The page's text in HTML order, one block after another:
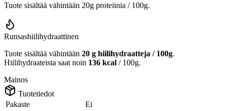
Tuote sisältää vähintään 20g proteiinia / 100g.
Runsashiilihydraattinen
Tuote sisältää vähintään 20 g hiilihydraatteja / 100g.
Hiilihydraateista saat noin 136 kcal / 100g.
Mainos
Tuotetiedot
Pakaste
Ei